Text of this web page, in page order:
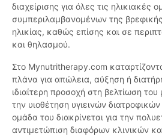
διαχείρισης για όλες τις ηλικιακές
συμπεριλαμβανομένων της βρεφικής
ηλικίας, καθώς επίσης και σε
και θηλασμού.
Στο Mynutritherapy.com
πλάνα για απώλεια, αύξηση ή
ιδιαίτερη προσοχή στη βελτίωση
την υιοθέτηση υγιεινών
ομάδα του διακρίνεται για την
αντιμετώπιση διαφόρων κλινικών